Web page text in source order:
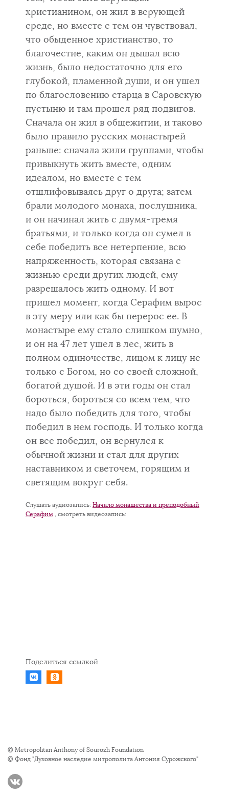
христианином, он жил в верующей
среде, но вместе с тем он чувствовал,
что обыденное христианство, то
благочестие, каким он дышал всю
жизнь, было недостаточно для его
глубокой, пламенной души, и он ушел
по благословению старца в Саровскую
пустыню и там прошел ряд подвигов.
Сначала он жил в общежитии, и таково
было правило русских монастырей
раньше: сначала жили группами, чтобы
привыкнуть жить вместе, одним
идеалом, но вместе с тем
отшлифовываясь друг о друга; затем
брали молодого монаха, послушника,
и он начинал жить с двумя-тремя
братьями, и только когда он сумел в
себе победить все нетерпение, всю
напряженность, которая связана с
жизнью среди других людей, ему
разрешалось жить одному. И вот
пришел момент, когда Серафим вырос
в эту меру или как бы перерос ее. В
монастыре ему стало слишком шумно,
и он на 47 лет ушел в лес, жить в
полном одиночестве, лицом к лицу не
только с Богом, но со своей сложной,
богатой душой. И в эти годы он стал
бороться, бороться со всем тем, что
надо было победить для того, чтобы
победил в нем господь. И только когда
он все победил, он вернулся к
обычной жизни и стал для других
наставником и светочем, горящим и
светящим вокруг себя.
Слушать аудиозапись: Начало монашества и преподобный
Серафим
, смотреть видеозапись:
Поделиться ссылкой
© Metropolitan Anthony of Sourozh Foundation
© Фонд "Духовное наследие митрополита Антония Сурожского"